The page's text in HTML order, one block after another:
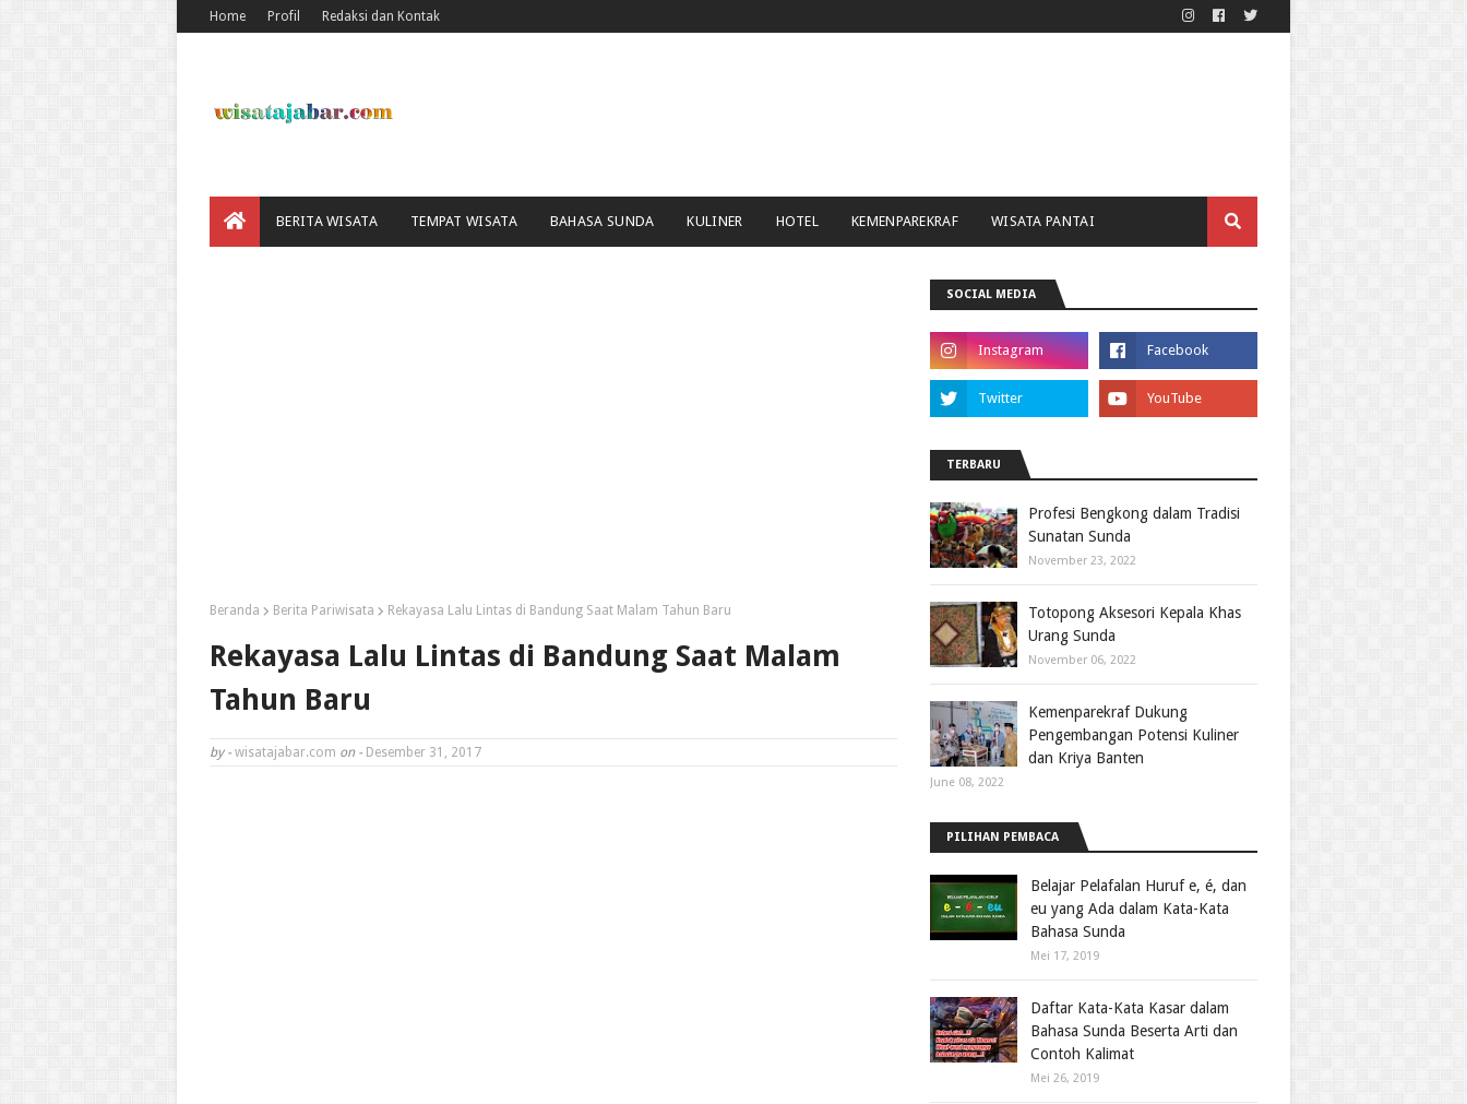
Home Profil Redaksi dan Kontak
BERITA WISATA TEMPAT WISATA BAHASA SUNDA KULINER HOTEL KEMENPAREKRAF WISATA PANTAI
Beranda Berita Pariwisata Rekayasa Lalu Lintas di Bandung Saat Malam Tahun Baru
Rekayasa Lalu Lintas di Bandung Saat Malam
Tahun Baru
by - wisatajabar.com on - Desember 31, 2017
SOCIAL MEDIA
TERBARU
Profesi Bengkong dalam Tradisi
Sunatan Sunda
November 23, 2022
Totopong Aksesori Kepala Khas
Urang Sunda
November 06, 2022
Kemenparekraf Dukung
Pengembangan Potensi Kuliner
dan Kriya Banten
June 08, 2022
PILIHAN PEMBACA
Belajar Pelafalan Huruf e, é, dan
eu yang Ada dalam Kata-Kata
Bahasa Sunda
Mei 17, 2019
Daftar Kata-Kata Kasar dalam
Bahasa Sunda Beserta Arti dan
Contoh Kalimat
Mei 26, 2019